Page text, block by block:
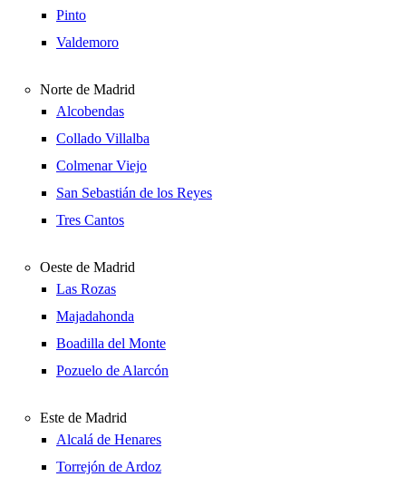
Pinto
Valdemoro
Norte de Madrid
Alcobendas
Collado Villalba
Colmenar Viejo
San Sebastián de los Reyes
Tres Cantos
Oeste de Madrid
Las Rozas
Majadahonda
Boadilla del Monte
Pozuelo de Alarcón
Este de Madrid
Alcalá de Henares
Torrejón de Ardoz